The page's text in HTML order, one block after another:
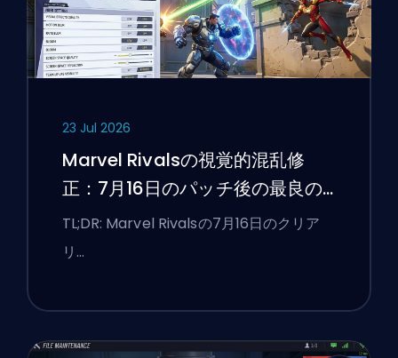
23 Jul 2026
Marvel Rivalsの視覚的混乱修
正：7月16日のパッチ後の最良の
競技設定
TL;DR: Marvel Rivalsの7月16日のクリア
リ…